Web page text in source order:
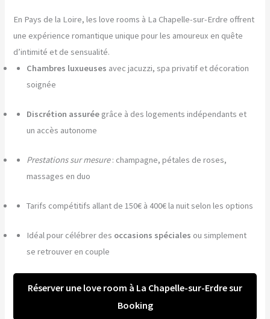
En Pays de la Loire, les love rooms à La Chapelle-sur-Erdre offrent
une expérience romantique unique pour les amoureux en quête
d’intimité et de sensualité.
Chambres luxueuses avec jacuzzi, spa privatif et décoration
soignée
Discrétion assurée grâce à des logements indépendants et
un accès autonome
Prestations sur mesure: champagne, pétales de roses,
massages en duo
Tarifs compétitifs allant de 150€ à 400€ la nuit selon les options
Idéal pour célébrer des occasions spéciales ou simplement
se retrouver en couple
Réserver une love room à La Chapelle-sur-Erdre sur
Booking